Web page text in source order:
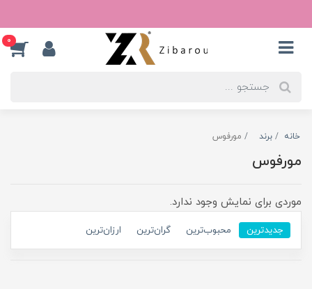
0
خانه برند مورفوس
مورفوس
موردی برای نمایش وجود ندارد.
جدیدترین محبوب‌ترین گران‌ترین ارزان‌ترین